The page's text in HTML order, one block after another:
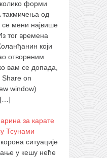
форми
од
се мени највише
тог времена
који
отвореним
вам се допада,
Share on
window)
[…]
за карате
Тсунами
ситуације
у кешу неће